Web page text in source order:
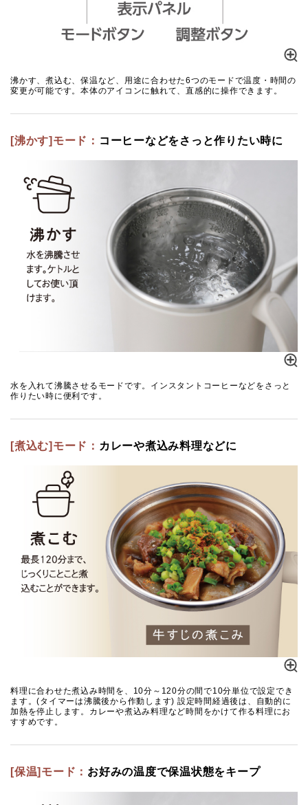
沸かす、煮込む、保温など、用途に合わせた6つのモードで温度・時間の
変更が可能です。本体のアイコンに触れて、直感的に操作できます。
[沸かす]モード： コーヒーなどをさっと作りたい時に
水を入れて沸騰させるモードです。インスタントコーヒーなどをさっと
作りたい時に便利です。
[煮込む]モード： カレーや煮込み料理などに
料理に合わせた煮込み時間を、10分～120分の間で10分単位で設定でき
ます。(タイマーは沸騰後から作動します) 設定時間経過後は、自動的に
加熱を停止します。カレーや煮込み料理など時間をかけて作る料理にお
すすめです。
[保温]モード： お好みの温度で保温状態をキープ